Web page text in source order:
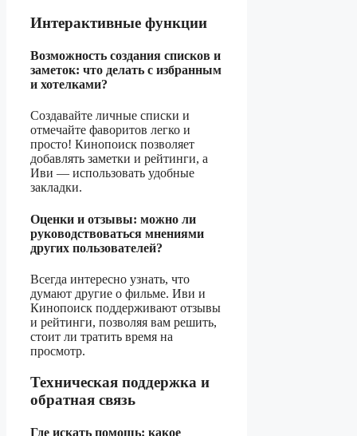
Интерактивные функции
Возможность создания списков и
заметок: что делать с избранным
и хотелками?
Создавайте личные списки и
отмечайте фаворитов легко и
просто! Кинопоиск позволяет
добавлять заметки и рейтинги, а
Иви — использовать удобные
закладки.
Оценки и отзывы: можно ли
руководствоваться мнениями
других пользователей?
Всегда интересно узнать, что
думают другие о фильме. Иви и
Кинопоиск поддерживают отзывы
и рейтинги, позволяя вам решить,
стоит ли тратить время на
просмотр.
Техническая поддержка и
обратная связь
Где искать помощь: какое